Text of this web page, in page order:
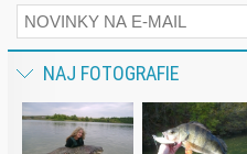
NAJ FOTOGRAFIE